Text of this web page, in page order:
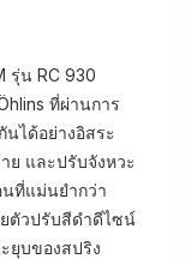
รุ่น RC 930
ที่ผ่านการ
ได้อย่างอิสระ
ย และปรับจังหวะ
ที่แม่นยำกว่า
ตัวปรับสีดำดีไซน์
ยุบของสปริง